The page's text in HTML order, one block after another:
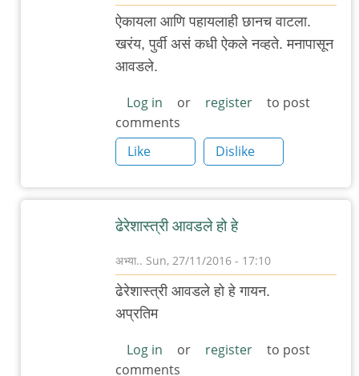
In
reply
स्टाईलने
गायलेला
हा
by
अनुप
ऐकायला आणि पहायलाही छानच वाटला.
खरंय, पुर्वी असं कधी ऐकले नव्हते. मनापासून
आवडले.
Log in or register
to post
comments
Like
Dislike
ढेरेशास्त्री आवडले हो हे
अभ्या.. Sun, 27/11/2016 - 17:10
In
reply
कर्नाटकी
स्टाईलने
ढेरेशास्त्री आवडले हो हे गायन.
अप्रतिम
Log in or register
to post
comments